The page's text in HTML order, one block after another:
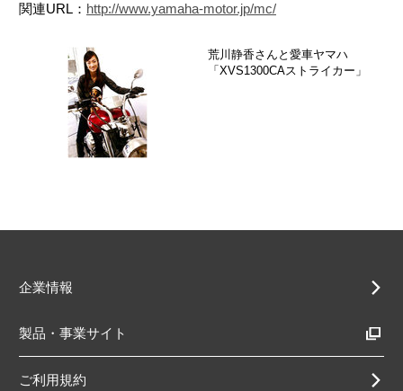
関連URL： http://www.yamaha-motor.jp/mc/
荒川静香さんと愛車ヤマハ
「XVS1300CAストライカー」
企業情報
製品・事業サイト
ご利用規約